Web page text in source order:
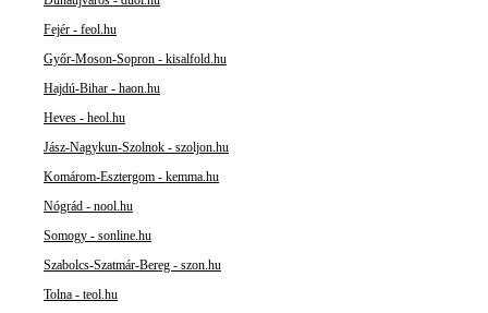
Fejér - feol.hu
Győr-Moson-Sopron - kisalfold.hu
Hajdú-Bihar - haon.hu
Heves - heol.hu
Jász-Nagykun-Szolnok - szoljon.hu
Komárom-Esztergom - kemma.hu
Nógrád - nool.hu
Somogy - sonline.hu
Szabolcs-Szatmár-Bereg - szon.hu
Tolna - teol.hu